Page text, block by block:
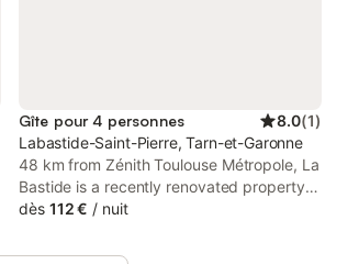
Gîte pour 4 personnes 8.0(1)
Labastide-Saint-Pierre, Tarn-et-Garonne
48 km from Zénith Toulouse Métropole, La
Bastide is a recently renovated property
located in Labastide-Saint-Pierre and
WiFi and private parking.
dès 112 € / nuit